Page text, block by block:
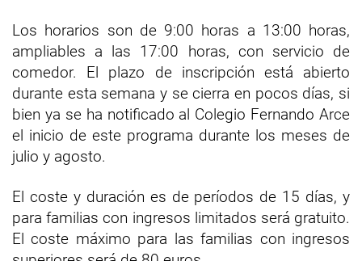
Los horarios son de 9:00 horas a 13:00 horas,
ampliables a las 17:00 horas, con servicio de
comedor. El plazo de inscripción está abierto
durante esta semana y se cierra en pocos días, si
bien ya se ha notificado al Colegio Fernando Arce
el inicio de este programa durante los meses de
julio y agosto.
El coste y duración es de períodos de 15 días, y
para familias con ingresos limitados será gratuito.
El coste máximo para las familias con ingresos